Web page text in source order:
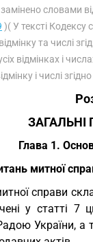
словами
)( У тексті Кодексу
та числі
відмінках і
і числі
Глава 1.
митної
справи
у статті 7
України,